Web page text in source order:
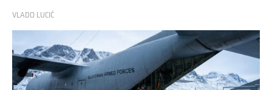
VLADO LUCIĆ